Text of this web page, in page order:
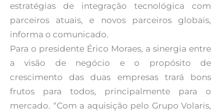
estratégias de integração tecnológica com
parceiros atuais, e novos parceiros globais,
informa o comunicado.
Para o presidente Érico Moraes, a sinergia entre
a visão de negócio e o propósito de
crescimento das duas empresas trará bons
frutos para todos, principalmente para o
mercado. “Com a aquisição pelo Grupo Volaris,